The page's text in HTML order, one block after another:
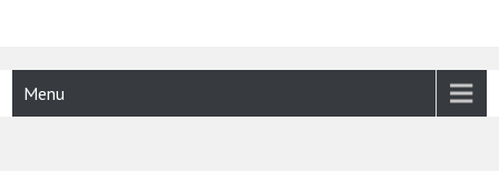
Menu